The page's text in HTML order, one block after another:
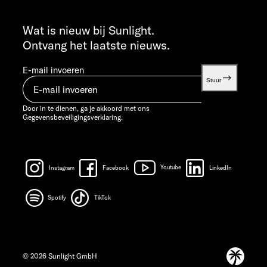
info@sunlight.de
Wat is nieuw bij Sunlight.
Ontvang het laatste nieuws.
E-mail invoeren
Stuur
Door in te dienen, ga je akkoord met ons
Gegevensbeveiligingsverklaring.
Instagram Facebook Youtube LinkedIn
Spotify TikTok
© 2026 Sunlight GmbH